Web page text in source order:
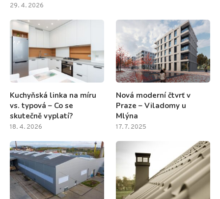
29. 4. 2026
Kuchyňská linka na míru
vs. typová – Co se
skutečně vyplatí?
18. 4. 2026
Nová moderní čtvrť v
Praze – Viladomy u
Mlýna
17. 7. 2025